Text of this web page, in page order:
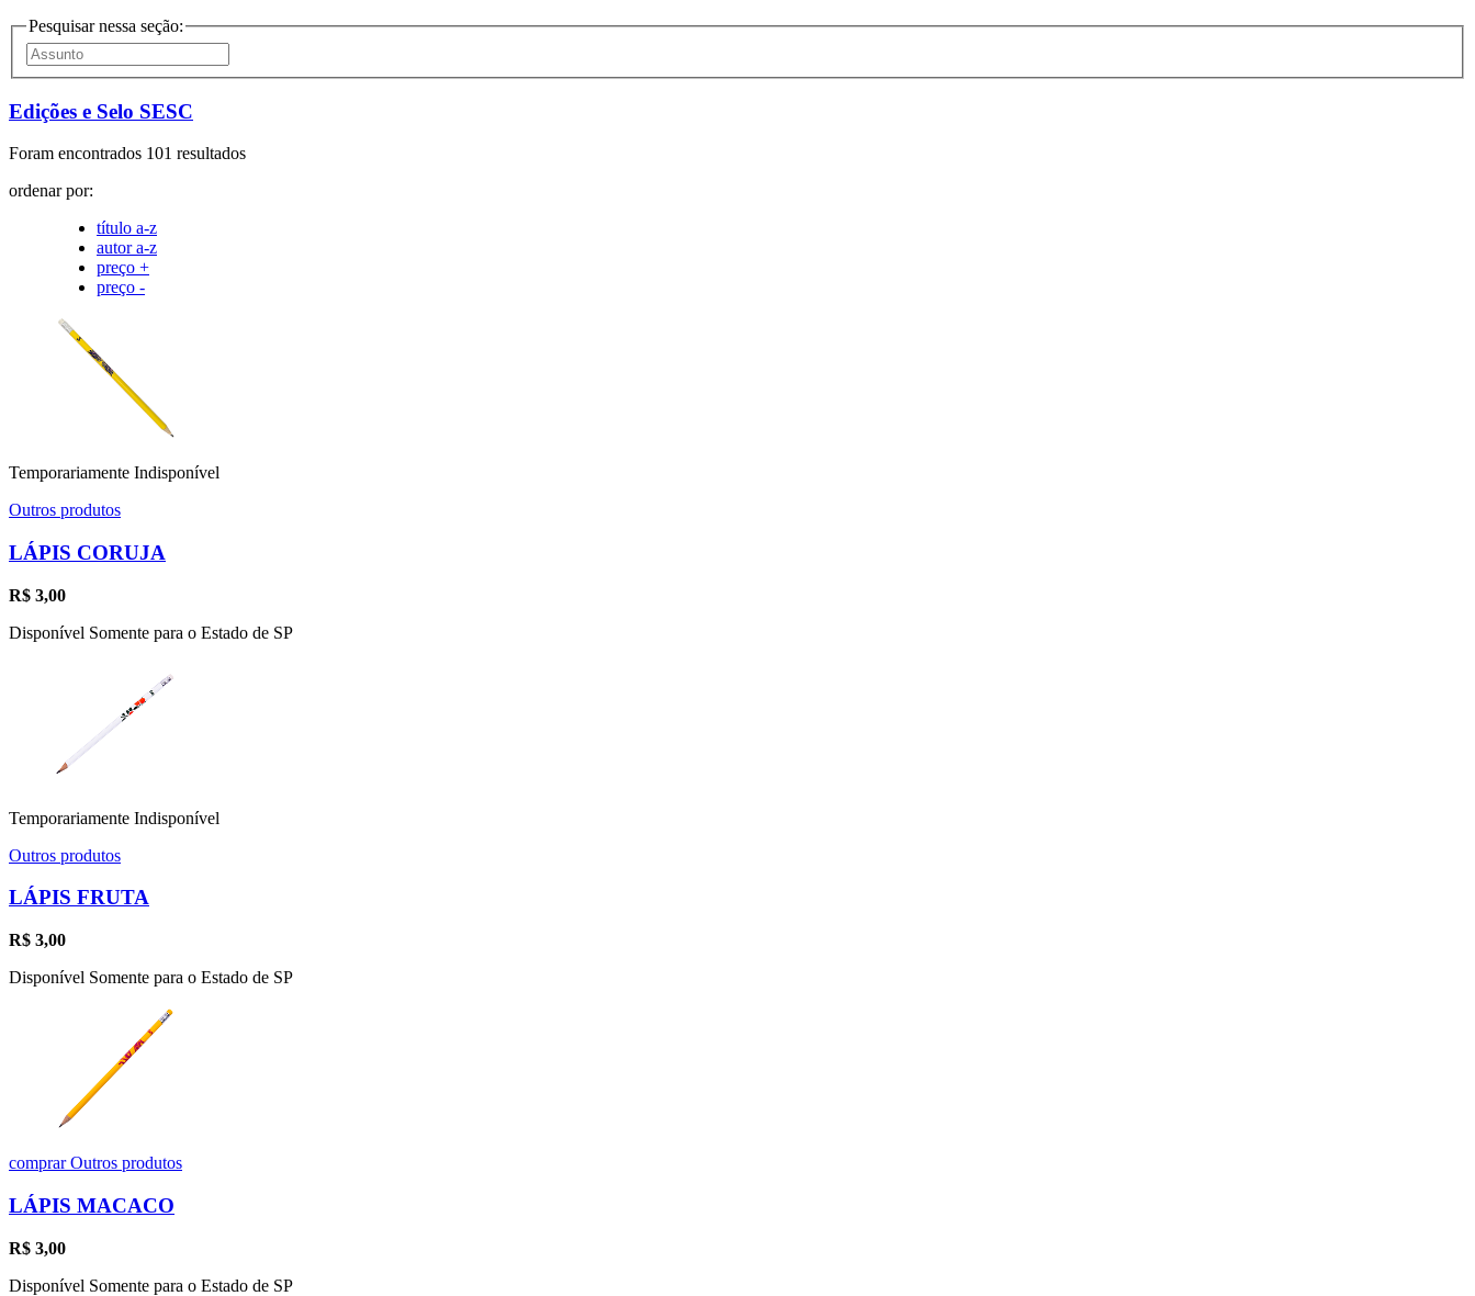
Pesquisar nessa seção:
Edições e Selo SESC
Foram encontrados 101 resultados
ordenar por:
título a-z
autor a-z
preço +
preço -
Temporariamente Indisponível
Outros produtos
LÁPIS CORUJA
R$ 3,00
Disponível Somente para o Estado de SP
Temporariamente Indisponível
Outros produtos
LÁPIS FRUTA
R$ 3,00
Disponível Somente para o Estado de SP
comprarOutros produtos
LÁPIS MACACO
R$ 3,00
Disponível Somente para o Estado de SP